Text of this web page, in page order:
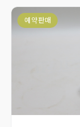
편안합니다. 오래
좋습니다
예약판매